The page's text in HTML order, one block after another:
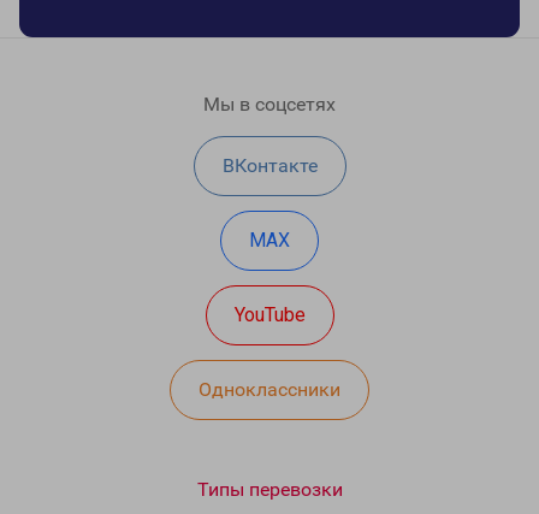
Мы в соцсетях
ВКонтакте
MAX
YouTube
Одноклассники
Типы перевозки